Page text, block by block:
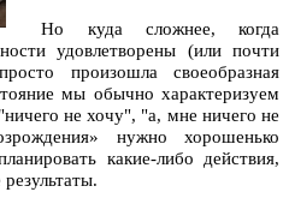
Но куда сложнее, когда
удовлетворены (или почти
произошла своеобразная
мы обычно характеризуем
не хочу", "а, мне ничего не
нужно хорошенько
какие-либо действия,